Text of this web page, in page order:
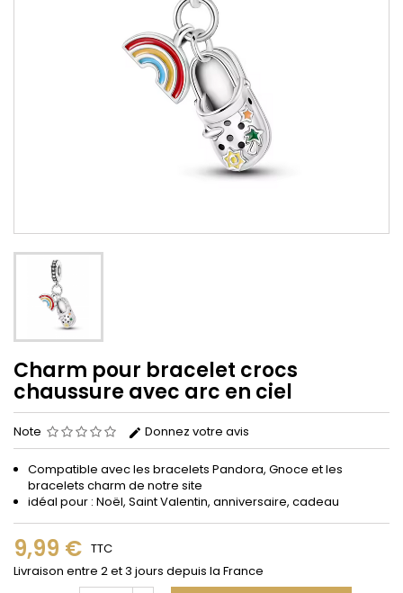
Charm pour bracelet crocs
chaussure avec arc en ciel
Note Donnez votre avis
Compatible avec les bracelets Pandora, Gnoce et les
bracelets charm de notre site
idéal pour : Noël, Saint Valentin, anniversaire, cadeau
9,99 € TTC
Livraison entre 2 et 3 jours depuis la France